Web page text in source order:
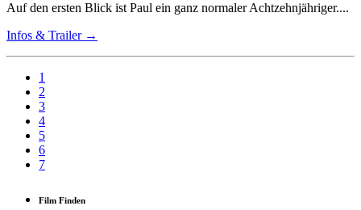
Auf den ersten Blick ist Paul ein ganz normaler Achtzehnjähriger....
Infos & Trailer →
1
2
3
4
5
6
7
Film Finden